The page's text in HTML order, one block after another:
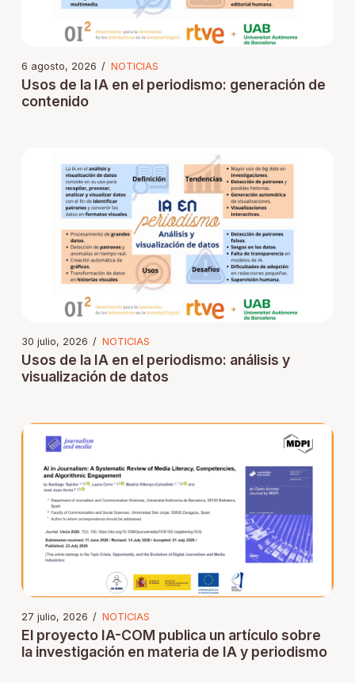
6 agosto, 2026 / NOTICIAS
Usos de la IA en el periodismo: generación de
contenido
30 julio, 2026 / NOTICIAS
Usos de la IA en el periodismo: análisis y
visualización de datos
27 julio, 2026 / NOTICIAS
El proyecto IA-COM publica un artículo sobre
la investigación en materia de IA y periodismo